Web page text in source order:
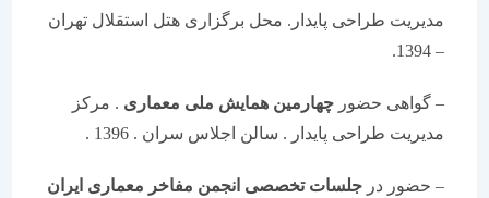
مدیریت طراحی پایدار. محل برگزاری هتل استقلال تهران
– گواهی حضورچهارمین همایش ملی معماری. مرکز
مدیریت طراحی پایدار . سالن اجلاس سران . 1396 .
– حضور درجلسات تخصصی انجمن مفاخر معماری ایران